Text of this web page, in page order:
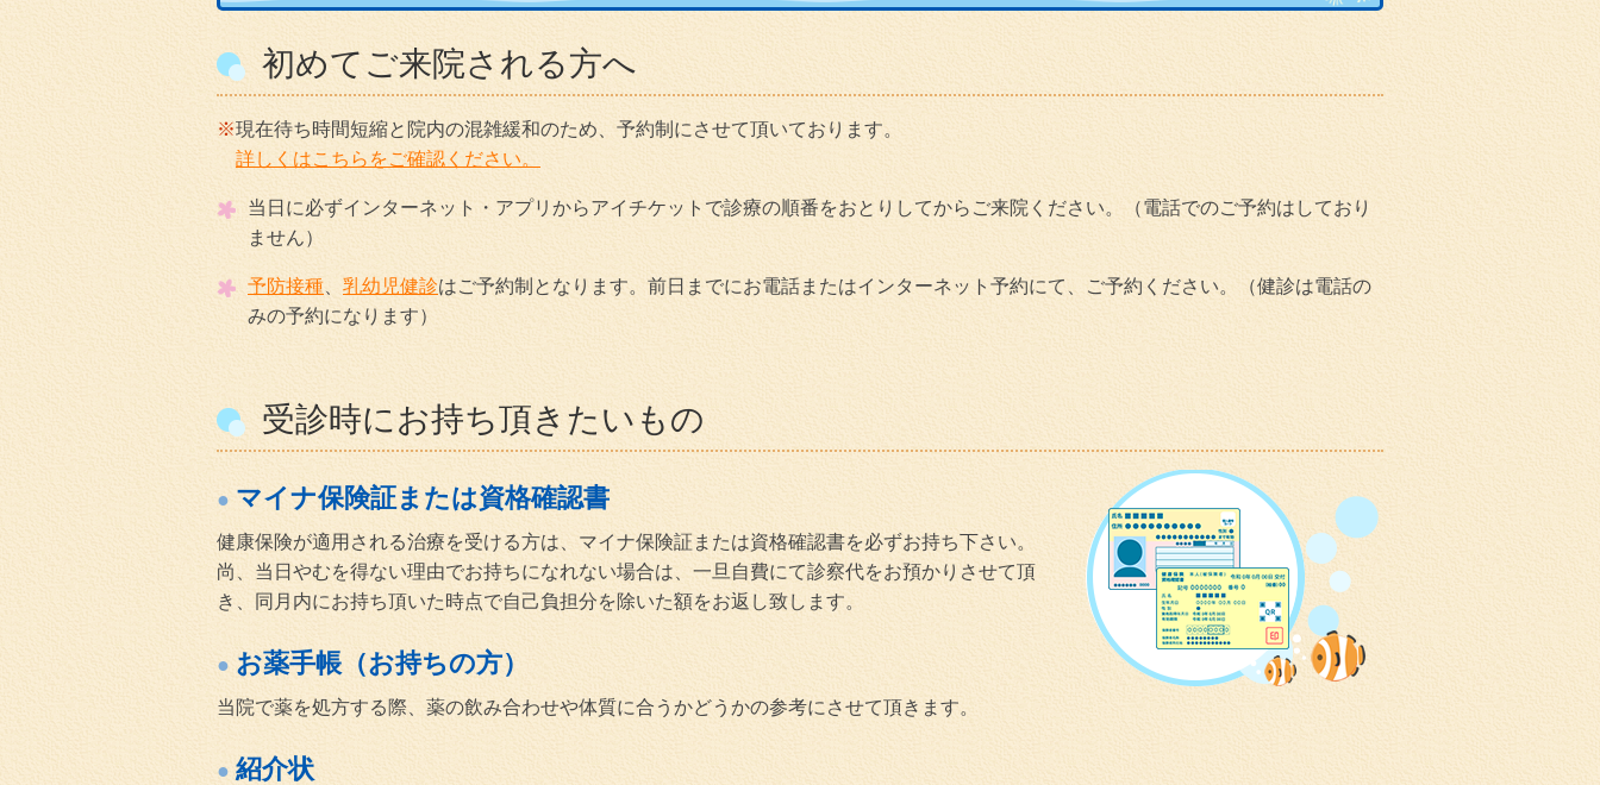
初めてご来院される方へ
現在待ち時間短縮と院内の混雑緩和のため、予約制にさせて頂いております。
詳しくはこちらをご確認ください。
当日に必ずインターネット・アプリからアイチケットで診療の順番をおとりしてからご来院ください。（電話でのご予約はしており
ません）
予防接種 乳幼児健診はご予約制となります。前日までにお電話またはインターネット予約にて、ご予約ください。（健診は電話の
みの予約になります）
受診時にお持ち頂きたいもの
マイナ保険証または資格確認書
健康保険が適用される治療を受ける方は、マイナ保険証または資格確認書を必ずお持ち下さい。
尚、当日やむを得ない理由でお持ちになれない場合は、一旦自費にて診察代をお預かりさせて頂
き、同月内にお持ち頂いた時点で自己負担分を除いた額をお返し致します。
お薬手帳（お持ちの方）
当院で薬を処方する際、薬の飲み合わせや体質に合うかどうかの参考にさせて頂きます。
紹介状